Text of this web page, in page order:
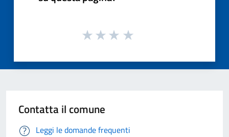
Contatta il comune
Leggi le domande frequenti